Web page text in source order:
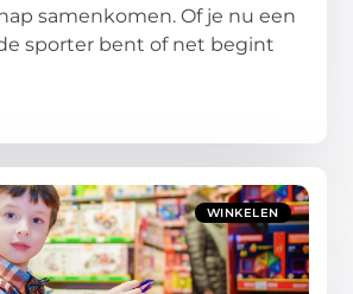
samenkomen. Of je nu een
sporter bent of net begint
WINKELEN